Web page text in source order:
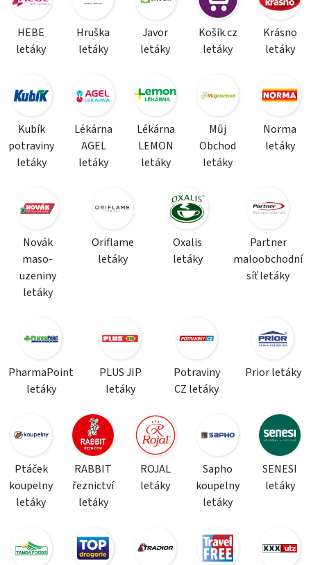
HEBE
letáky
Hruška
letáky
Javor
letáky
Košík.cz
letáky
Krásno
letáky
Kubík
potraviny
letáky
Lékárna
AGEL
letáky
Lékárna
LEMON
letáky
Můj
Obchod
letáky
Norma
letáky
Novák
maso-
uzeniny
letáky
Oriflame
letáky
Oxalis
letáky
Partner
maloobchodní
síť letáky
PharmaPoint
letáky
PLUS JIP
letáky
Potraviny
CZ letáky
Prior letáky
Ptáček
koupelny
letáky
RABBIT
řeznictví
letáky
ROJAL
letáky
Sapho
koupelny
letáky
SENESI
letáky